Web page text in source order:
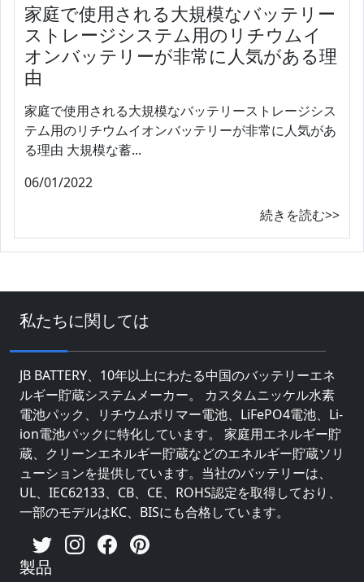
家庭で使用される大規模なバッテリー
ストレージシステム用のリチウムイ
オンバッテリーが非常に人気がある理
由
家庭で使用される大規模なバッテリーストレージシス
テム用のリチウムイオンバッテリーが非常に人気があ
る理由 大規模な蓄...
06/01/2022
続きを読む>>
私たちに関しては
JB BATTERY、10年以上にわたる中国のバッテリーエネ
ルギー貯蔵システムメーカー。 カスタムニッケル水素
電池パック、リチウムポリマー電池、LiFePO4電池、Li-
ion電池パックに特化しています。 家庭用エネルギー貯
蔵、クリーンエネルギー貯蔵などのエネルギー貯蔵ソリ
ューションを提供しています。当社のバッテリーは、
UL、IEC62133、CB、CE、ROHS認定を取得しており、
一部のモデルはKC、BISにも合格しています。
製品